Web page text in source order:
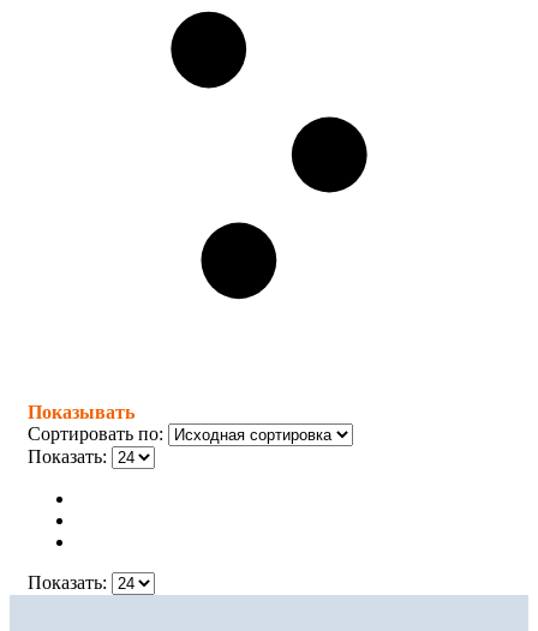
Показывать
Сортировать по:
Показать:
Показать: